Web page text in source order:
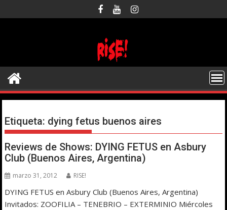
al
Etiqueta: dying fetus buenos aires
Reviews de Shows: DYING FETUS en Asbury
Club (Buenos Aires, Argentina)
marzo 31, 2012 RISE!
DYING FETUS en Asbury Club (Buenos Aires, Argentina)
Invitados: ZOOFILIA – TENEBRIO – EXTERMINIO Miércoles